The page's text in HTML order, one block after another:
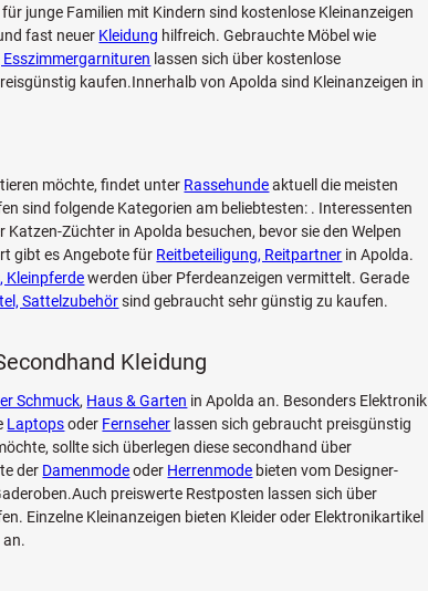
junge Familien mit Kindern sind kostenlose Kleinanzeigen
fast neuer Kleidung hilfreich. Gebrauchte Möbel wie
Esszimmergarnituren lassen sich über kostenlose
kaufen.Innerhalb von Apolda sind Kleinanzeigen in
möchte, findet unter Rassehundeaktuell die meisten
sind folgende Kategorien am beliebtesten: . Interessenten
Züchter in Apolda besuchen, bevor sie den Welpen
gibt es Angebote für Reitbeteiligung, Reitpartner in Apolda.
Kleinpferdewerden über Pferdeanzeigen vermittelt. Gerade
Sattelzubehörsind gebraucht sehr günstig zu kaufen.
Kleidung
Schmuck, Haus & Garten in Apolda an. Besonders Elektronik
Laptopsoder Fernseher lassen sich gebraucht preisgünstig
sollte sich überlegen diese secondhand über
der Damenmodeoder Herrenmode bieten vom Designer-
preiswerte Restposten lassen sich über
Einzelne Kleinanzeigen bieten Kleider oder Elektronikartikel
an.